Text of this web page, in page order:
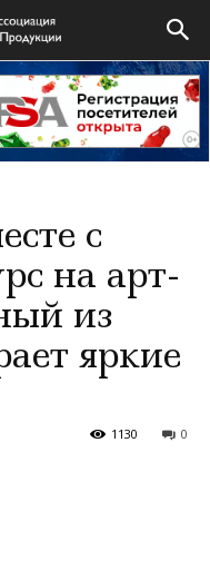
с
на арт-
из
яркие
0
1130